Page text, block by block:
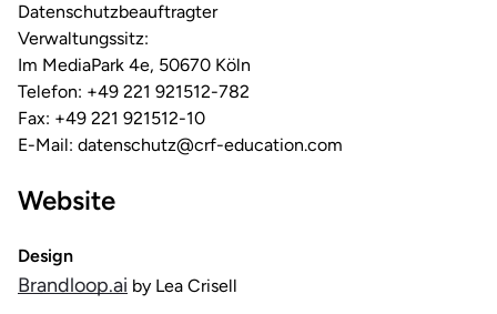
Datenschutzbeauftragter
Verwaltungssitz:
Im MediaPark 4e, 50670 Köln
Telefon: +49 221 921512-782
Fax: +49 221 921512-10
E-Mail: datenschutz@crf-education.com
Website
Design
Brandloop.ai by Lea Crisell